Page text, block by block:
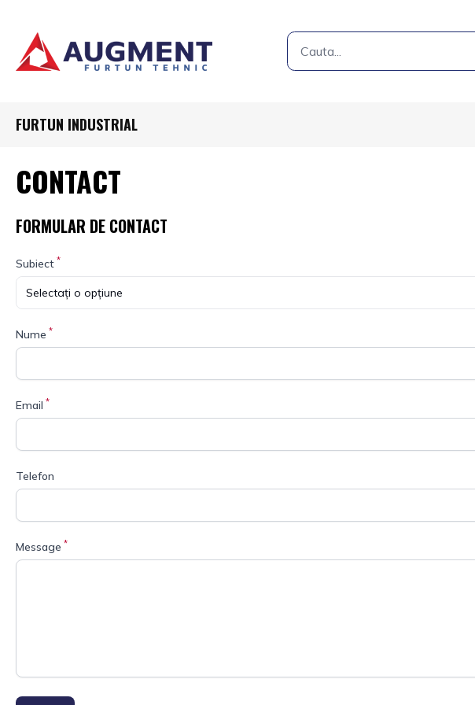
FURTUN INDUSTRIAL
CONTACT
FORMULAR DE CONTACT
Subiect *
Selectați o opțiune
Nume *
Email *
Telefon
Message *